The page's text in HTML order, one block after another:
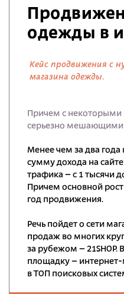
одежды в
Кейс продвижения с
магазина одежды.
Причем с некоторыми
серьезно мешающими
Менее чем за два года
сумму дохода на
трафика – с 1 тысячи
Причем основной
год продвижения.
Речь пойдет о сети
продаж во многих
за рубежом – 21SHOP.
площадку – интернет-
в ТОП поисковых